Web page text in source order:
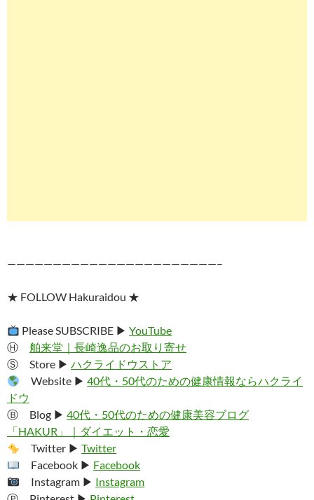
———————————————————————–
★ FOLLOW Hakuraidou ★
Please SUBSCRIBE ▶︎YouTube
Ⓗ 舶来堂｜長崎逸品のお取り寄せ
Ⓢ Store ▶︎ ハクライドウストア
Website ▶︎40代・50代のための健康情報ならハクライ
ドウ
Ⓑ Blog ▶︎ 40代・50代のための健康美容ブログ
「HAKUR」｜ダイエット・恋愛
Twitter ▶︎Twitter
Facebook ▶︎ Facebook
Instagram ▶︎ Instagram